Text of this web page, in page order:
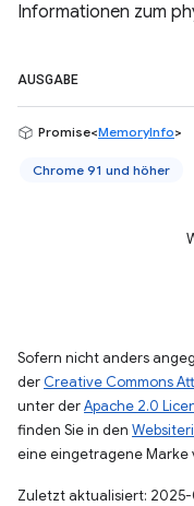
Informationen zum
AUSGABE
Promise<MemoryInfo>
Chrome 91 und höher
Sofern nicht anders
der Creative Commons
unter derApache 2.0
finden Sie in den
eine eingetragene Marke
Zuletzt aktualisiert: 2025-